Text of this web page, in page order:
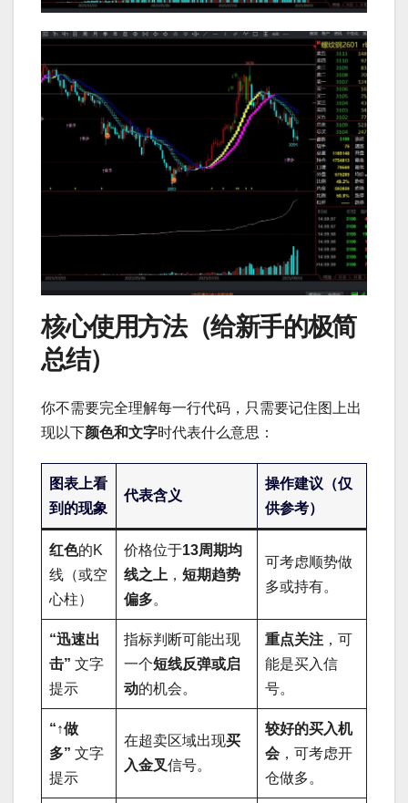
核心使用方法（给新手的极简
总结）
你不需要完全理解每一行代码，只需要记住图上出
现以下颜色和文字时代表什么意思：
图表上看
到的现象
代表含义
操作建议（仅
供参考）
红色的K
线（或空
心柱）
价格位于13周期均
线之上 ， 短期趋势
偏多。
可考虑顺势做
多或持有。
“迅速出
击” 文字
提示
指标判断可能出现
一个短线反弹或启
动的机会。
重点关注 ，可
能是买入信
号。
“↑做
多” 文字
提示
在超卖区域出现买
入金叉信号。
较好的买入机
会 ，可考虑开
仓做多。